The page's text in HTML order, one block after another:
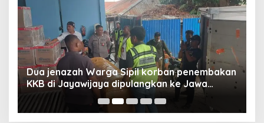
Dua jenazah Warga Sipil korban penembakan
KKB di Jayawijaya dipulangkan ke Jawa
Barat, Kaops Damai Cartenz: Kami terus buru
pelakunya